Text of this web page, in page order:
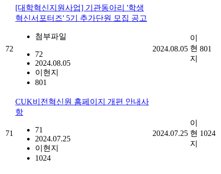
72
[대학혁신지원사업] 기관동아리 '학생
혁신서포터즈' 5기 추가단원 모집 공고
첨부파일
72
2024.08.05
이현지
801
2024.08.05
이
현
지
801
71
CUK비전혁신원 홈페이지 개편 안내사
항
71
2024.07.25
이현지
1024
2024.07.25
이
현
지
1024